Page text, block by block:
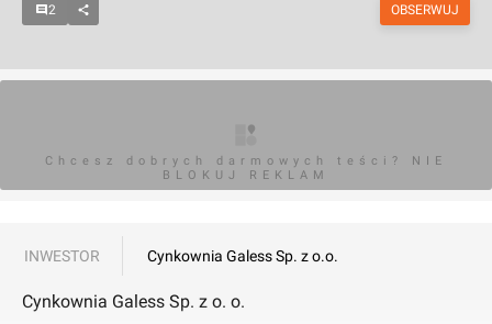
2 OBSERWUJ
Chcesz dobrych darmowych teści? NIE
BLOKUJ REKLAM
INWESTOR Cynkownia Galess Sp. z o.o.
Cynkownia Galess Sp. z o. o.